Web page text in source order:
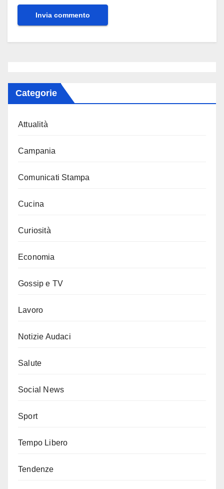
Categorie
Attualità
Campania
Comunicati Stampa
Cucina
Curiosità
Economia
Gossip e TV
Lavoro
Notizie Audaci
Salute
Social News
Sport
Tempo Libero
Tendenze